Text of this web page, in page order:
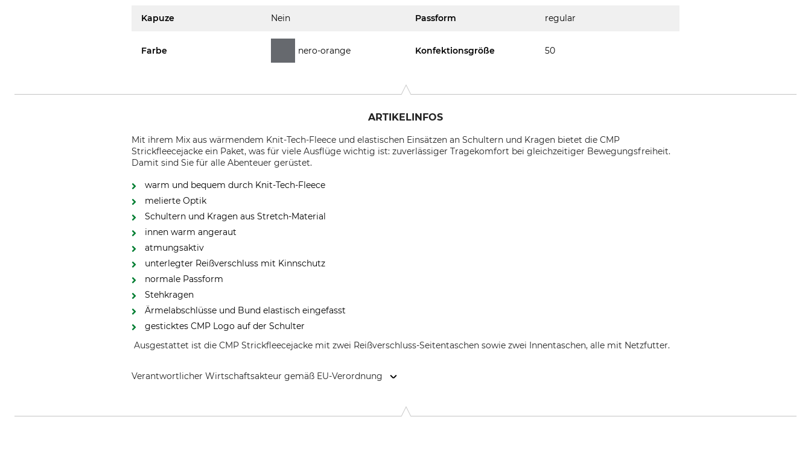
Kapuze Nein Passform regular
Farbe nero-orange Konfektionsgröße 50
ARTIKELINFOS
Mit ihrem Mix aus wärmendem Knit-Tech-Fleece und elastischen Einsätzen an Schultern und Kragen bietet die CMP
Strickfleecejacke ein Paket, was für viele Ausflüge wichtig ist: zuverlässiger Tragekomfort bei gleichzeitiger Bewegungsfreiheit.
Damit sind Sie für alle Abenteuer gerüstet.
warm und bequem durch Knit-Tech-Fleece
melierte Optik
Schultern und Kragen aus Stretch-Material
innen warm angeraut
atmungsaktiv
unterlegter Reißverschluss mit Kinnschutz
normale Passform
Stehkragen
Ärmelabschlüsse und Bund elastisch eingefasst
gesticktes CMP Logo auf der Schulter
Ausgestattet ist die CMP Strickfleecejacke mit zwei Reißverschluss-Seitentaschen sowie zwei Innentaschen, alle mit Netzfutter.
Verantwortlicher Wirtschaftsakteur gemäß EU-Verordnung